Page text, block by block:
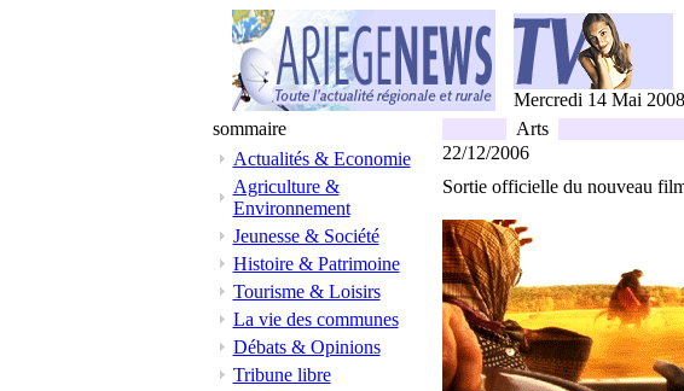
Mercredi 14 Mai 2008
sommaire
Actualités & Economie
Agriculture &
Environnement
Jeunesse & Société
Histoire & Patrimoine
Tourisme & Loisirs
La vie des communes
Débats & Opinions
Tribune libre
Arts
22/12/2006
Sortie officielle du nouveau